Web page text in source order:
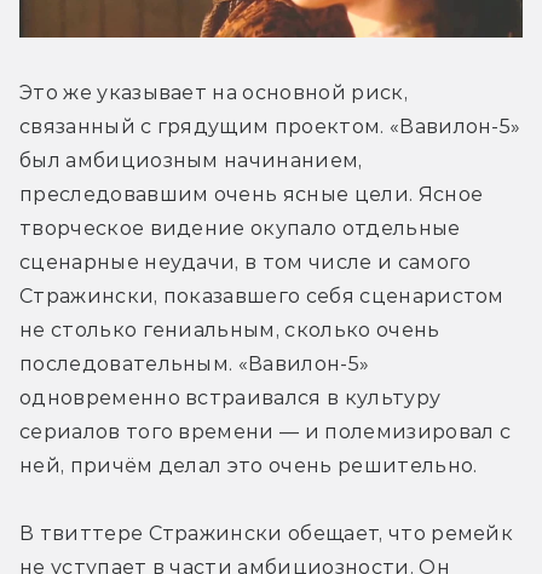
Это же указывает на основной риск,
связанный с грядущим проектом. «Вавилон-5»
был амбициозным начинанием,
преследовавшим очень ясные цели. Ясное
творческое видение окупало отдельные
сценарные неудачи, в том числе и самого
Стражински, показавшего себя сценаристом
не столько гениальным, сколько очень
последовательным. «Вавилон-5»
одновременно встраивался в культуру
сериалов того времени — и полемизировал с
ней, причём делал это очень решительно.
В твиттере Стражински обещает, что ремейк
не уступает в части амбициозности. Он